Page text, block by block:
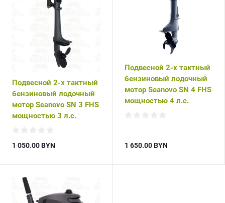
Подвесной 2-х тактный
бензиновый лодочный
мотор Seanovo SN 3 FHS
мощностью 3 л.с.
1 050.00BYN
Подвесной 2-х тактный
бензиновый лодочный
мотор Seanovo SN 4 FHS
мощностью 4 л.с.
1 650.00BYN